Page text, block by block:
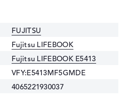
FUJITSU
Fujitsu LIFEBOOK
Fujitsu LIFEBOOK E5413
VFY:E5413MF5GMDE
4065221930037